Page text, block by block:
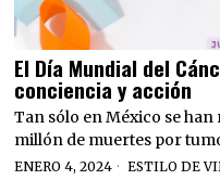
El Día Mundial del
conciencia y acción
Tan sólo en México se
millón de muertes por
ENERO 4, 2024 ESTILO DE